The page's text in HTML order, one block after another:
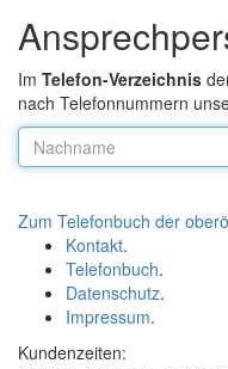
Im Telefon-Verzeichnis
nach Telefonnummern
Nachname:
Zum Telefonbuch der
Kontakt.
Telefonbuch.
Datenschutz.
Impressum.
Kundenzeiten: